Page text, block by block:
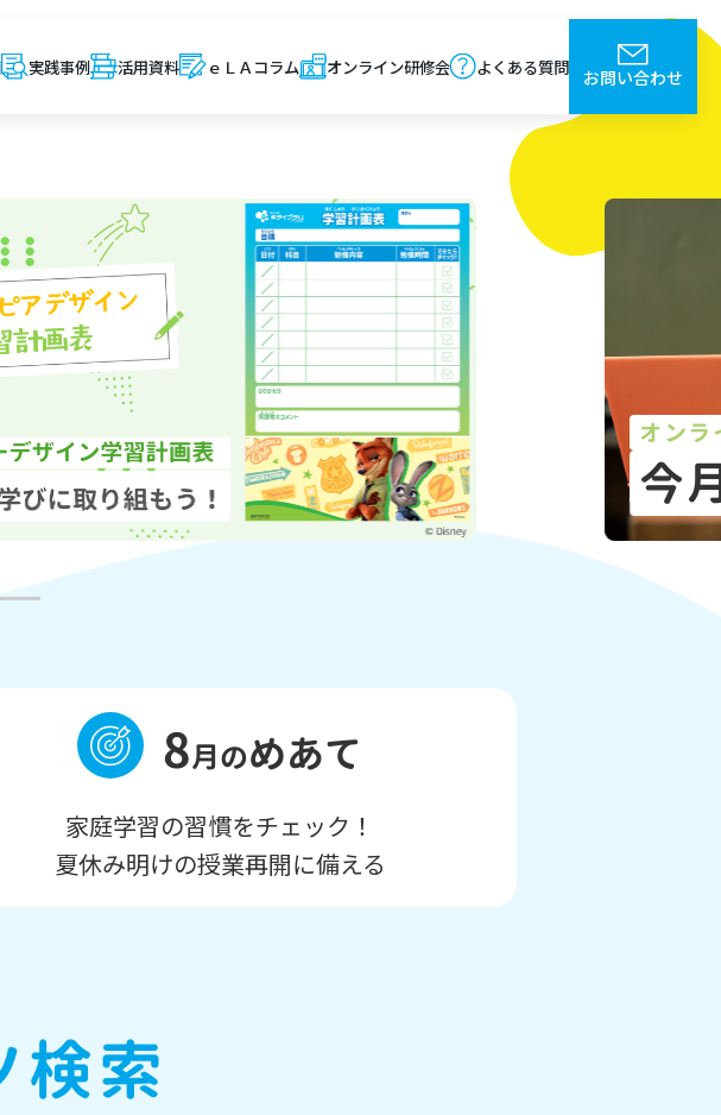
実践事例 活用資料 ｅＬＡコラム オンライン研修会 よくある質問 お問い合わせ
オンラ
今
8月のめあて
家庭学習の習慣をチェック！
夏休み明けの授業再開に備える
検索